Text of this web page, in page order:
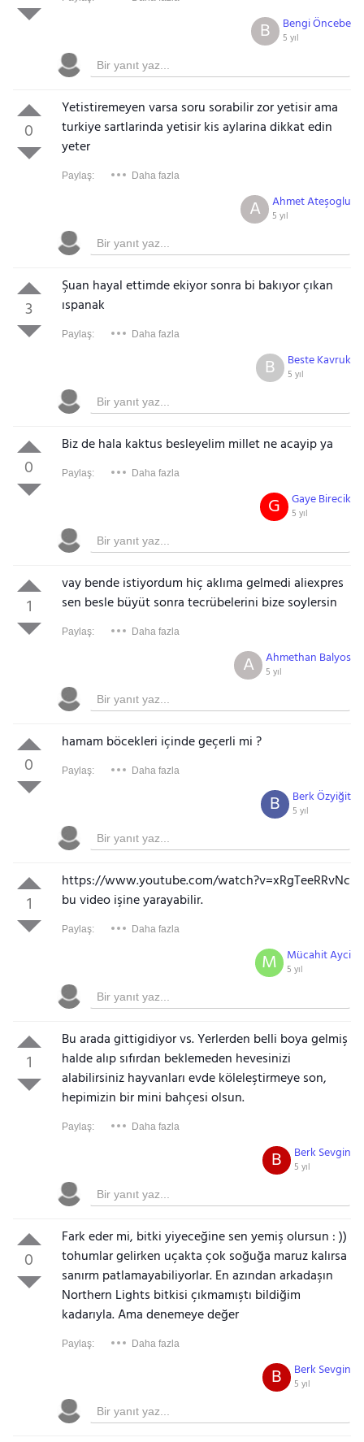
Bengi Öncebe
5 yıl
B
0
Yetistiremeyen varsa soru sorabilir zor yetisir ama
turkiye sartlarinda yetisir kis aylarina dikkat edin
yeter
Paylaş: Daha fazla
Ahmet Ateşoglu
5 yıl
A
3
Şuan hayal ettimde ekiyor sonra bi bakıyor çıkan
ıspanak
Paylaş: Daha fazla
Beste Kavruk
5 yıl
B
0
Biz de hala kaktus besleyelim millet ne acayip ya
Paylaş: Daha fazla
Gaye Birecik
5 yıl
G
1
vay bende istiyordum hiç aklıma gelmedi aliexpres
sen besle büyüt sonra tecrübelerini bize soylersin
Paylaş: Daha fazla
Ahmethan Balyos
5 yıl
A
0
hamam böcekleri içinde geçerli mi ?
Paylaş: Daha fazla
Berk Özyiğit
5 yıl
B
1
https://www.youtube.com/watch?v=xRgTeeRRvNc
bu video işine yarayabilir.
Paylaş: Daha fazla
Mücahit Ayci
5 yıl
M
1
Bu arada gittigidiyor vs. Yerlerden belli boya gelmiş
halde alıp sıfırdan beklemeden hevesinizi
alabilirsiniz hayvanları evde köleleştirmeye son,
hepimizin bir mini bahçesi olsun.
Paylaş: Daha fazla
Berk Sevgin
5 yıl
B
0
Fark eder mi, bitki yiyeceğine sen yemiş olursun : ))
tohumlar gelirken uçakta çok soğuğa maruz kalırsa
sanırm patlamayabiliyorlar. En azından arkadaşın
Northern Lights bitkisi çıkmamıştı bildiğim
kadarıyla. Ama denemeye değer
Paylaş: Daha fazla
Berk Sevgin
5 yıl
B